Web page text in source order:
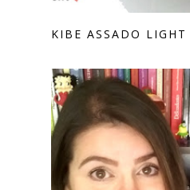
KIBE ASSADO